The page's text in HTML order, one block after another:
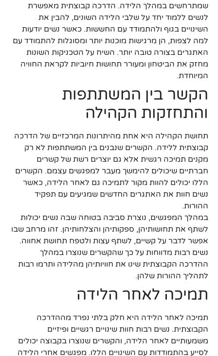
שמתרחשים במהלך הלידה. הדרכה קבוצתית מאפשרת
לנשים ללמוד יחד על שלבי הלידה השונים, להבין את
השינויים בגוף ולהתמודד עם החששות. כאשר נשים יודעות
למה לצפות, הן מרגישות מוכנות יותר ומסוגלות להתמודד עם
האתגרים בצורה טובה יותר. השיח על הטכניקות השונות
מחזק את הביטחון ומעורר תחושות חיוביות לקראת החוויה
המיוחדת.
הקשר בין המשתתפות
והתחזקות הקהילה
תחושת הקהילה היא אחת מהיתרונות המרכזיים של הדרכה
קבוצתית ללידה. הקשרים שנבנים בין המשתתפות לא רק
מקנים תמיכה רגשית אלא גם יוצרים רשת של קשרים
חברתיים שיכולים להימשך מעבר למפגשים עצמם. הקשרים
הללו יכולים להוות מקור לתמיכה גם לאחר הלידה, כאשר
נשים חוות את האתגרים החדשים שמגיעים עם תפקיד
ההורות.
במהלך המפגשים, נוצרת סביבה בטוחה שבה נשים יכולות
לשתף את תחושותיהן, ספקותיהן והצלחותיהן. זהו מרחב שבו
אפשר לדבר על קשיים, לשתף עצות ולטפח תחושת אחווה.
נשים רבות מדווחות על כך שהקשרים שנוצרו במהלך
ההדרכה הקבוצתית שינו את חוויותיהן מהלידה ותרמו רבות
לתהליך ההורות שלהן.
תמיכה לאחר הלידה
תמיכה לאחר הלידה היא חלק בלתי נפרד מההדרכה
הקבוצתית. נשים רבות חוות שינויים רגשיים ופיזיים
משמעותיים לאחר הלידה, והקשרים שנוצרו בקבוצה יכולים
לסייע בהתמודדות עם השינויים הללו. מפגשים אחרי הלידה